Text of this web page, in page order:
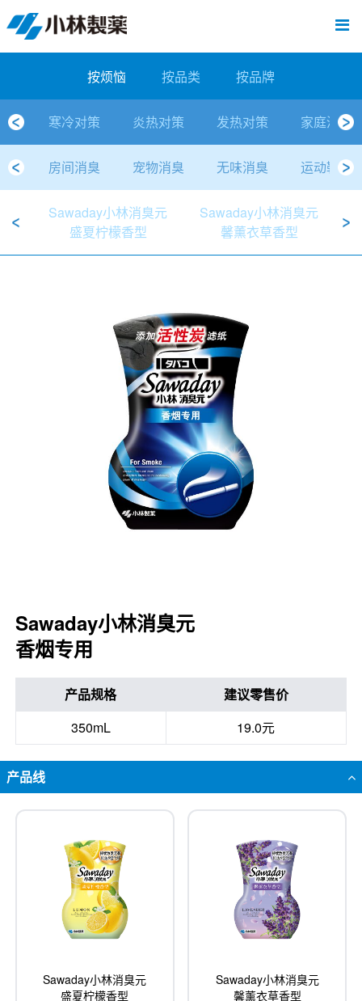
至
按烦恼 按品类 按品牌
寒冷对策 炎热对策 发热对策 家庭清洁
房间消臭 宠物消臭 无味消臭 运动鞋消
Sawaday小林消臭元
盛夏柠檬香型
Sawaday小林消臭元
馨薰衣草香型
Sawaday小林消臭元
香烟专用
产品规格
建议零售价
350mL
19.0元
产品线
Sawaday小林消臭元
盛夏柠檬香型
Sawaday小林消臭元
馨薰衣草香型
公司简介
董事长寄语
独特的企业模式
公司概要
人才方针
产品展示
按品类
按品牌
按烦恼
炎热对策
发热对策
家庭清洁
厕所/马桶异味
寒冷对策
暖手暖脚
生理期
舒缓
炎热对策
发热对策
家庭清洁
马桶清洁（便器用）
排水管清洁
水壶/水杯清洁
清洁纸
厕所/马桶异味
厕所消臭
即时消臭
无味消臭
房间异味·芳香
宠物消臭
无味消臭
运动鞋消臭
房间芳香
管道异味·清洁
管道异味·清洁
清洁消毒
口腔消毒
清洁纸
口腔护理
其他烦恼
按品类
退热贴
芳香·消臭剂
个人护理
洗净用品
暖手暖脚系列
生理期系列
舒缓系列
退热贴
儿童用
成人用
家庭用
芳香·消臭剂
房间用
宠物用
厨房用
鞋柜用
个人护理
清凉降温
安睡
随身清洁
洗净用品
管道清洁
家居用品清洁
消毒品
口腔消毒
口腔护理
按品牌
无香空间
洗净丸
洗净中
安睡
Sawaday小林消臭元
新闻中心
2025
2024
2023
2022